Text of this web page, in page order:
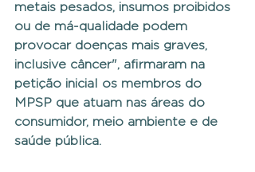
metais pesados, insumos proibidos
ou de má-qualidade podem
provocar doenças mais graves,
inclusive câncer", afirmaram na
petição inicial os membros do
MPSP que atuam nas áreas do
consumidor, meio ambiente e de
saúde pública.